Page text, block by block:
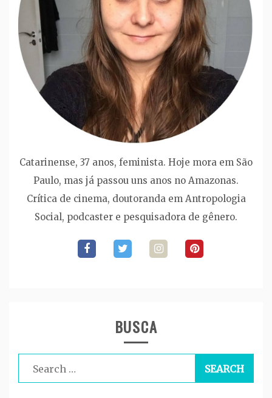
Catarinense, 37 anos, feminista. Hoje mora em São
Paulo, mas já passou uns anos no Amazonas.
Crítica de cinema, doutoranda em Antropologia
Social, podcaster e pesquisadora de gênero.
BUSCA
for: